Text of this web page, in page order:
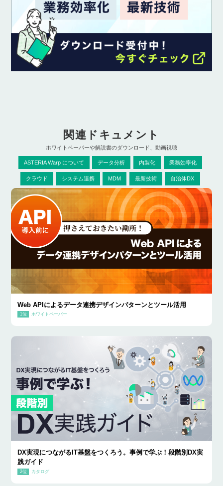
関連ドキュメント
ホワイトペーパーや解説書のダウンロード、動画視聴
ASTERIA Warp について データ分析 内製化 業務効率化
クラウド システム連携 MDM 最新技術 自治体DX
Web APIによるデータ連携デザインパターンとツール活用
ホワイトペーパー
DX実現につながるIT基盤をつくろう。事例で学ぶ！段階別DX実
践ガイド
カタログ